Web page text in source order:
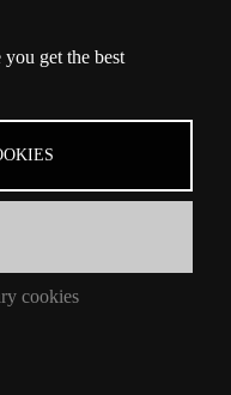
Berlin
get the best
cookies